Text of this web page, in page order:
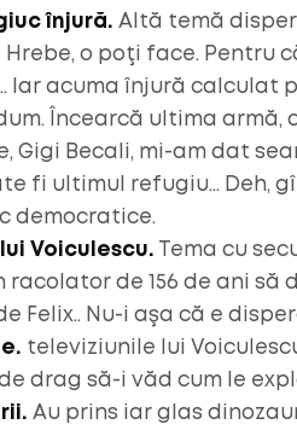
înjură. Altă temă
Hrebe, o poţi face. Pentru
Iar acuma înjură calculat
Încearcă ultima armă,
Gigi Becali, mi-am dat
fi ultimul refugiu… Deh,
democratice.
Voiculescu. Tema cu
racolator de 156 de ani să
Felix.. Nu-i aşa că e
televiziunile lui
drag să-i văd cum le
Au prins iar glas